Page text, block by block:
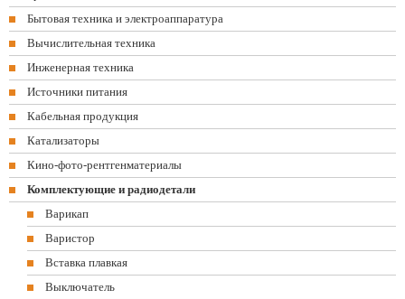
Бытовая техника и электроаппаратура
Вычислительная техника
Инженерная техника
Источники питания
Кабельная продукция
Катализаторы
Кино-фото-рентгенматериалы
Комплектующие и радиодетали
Варикап
Варистор
Вставка плавкая
Выключатель